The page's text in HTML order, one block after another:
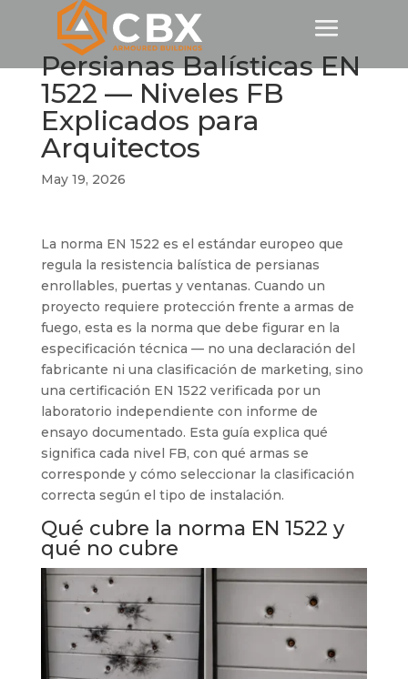
Persianas Balísticas EN
1522 — Niveles FB
Explicados para
Arquitectos
May 19, 2026
La norma EN 1522 es el estándar europeo que
regula la resistencia balística de persianas
enrollables, puertas y ventanas. Cuando un
proyecto requiere protección frente a armas de
fuego, esta es la norma que debe figurar en la
especificación técnica — no una declaración del
fabricante ni una clasificación de marketing, sino
una certificación EN 1522 verificada por un
laboratorio independiente con informe de
ensayo documentado. Esta guía explica qué
significa cada nivel FB, con qué armas se
corresponde y cómo seleccionar la clasificación
correcta según el tipo de instalación.
Qué cubre la norma EN 1522 y
qué no cubre